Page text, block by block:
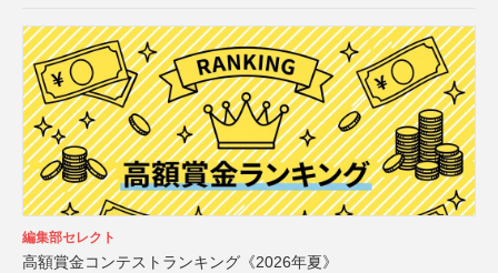
編集部セレクト
高額賞金コンテストランキング《2026年夏》